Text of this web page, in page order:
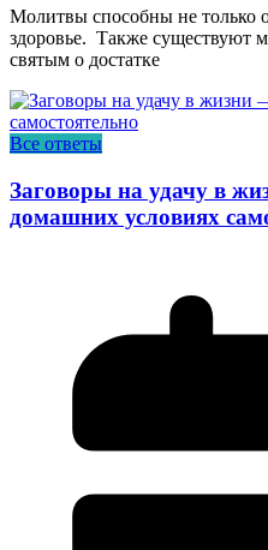
Молитвы способны не только
здоровье. Также существуют
святым о достатке
Все ответы
Заговоры на удачу в
домашних условиях